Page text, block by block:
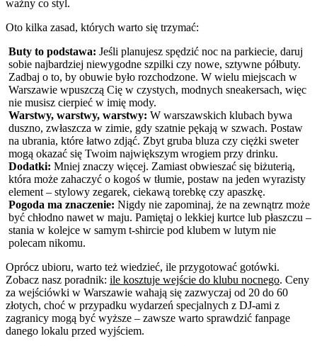
ważny co styl.
Oto kilka zasad, których warto się trzymać:
Buty to podstawa: Jeśli planujesz spędzić noc na parkiecie, daruj
sobie najbardziej niewygodne szpilki czy nowe, sztywne półbuty.
Zadbaj o to, by obuwie było rozchodzone. W wielu miejscach w
Warszawie wpuszczą Cię w czystych, modnych sneakersach, więc
nie musisz cierpieć w imię mody.
Warstwy, warstwy, warstwy: W warszawskich klubach bywa
duszno, zwłaszcza w zimie, gdy szatnie pękają w szwach. Postaw
na ubrania, które łatwo zdjąć. Zbyt gruba bluza czy ciężki sweter
mogą okazać się Twoim największym wrogiem przy drinku.
Dodatki: Mniej znaczy więcej. Zamiast obwieszać się biżuterią,
która może zahaczyć o kogoś w tłumie, postaw na jeden wyrazisty
element – stylowy zegarek, ciekawą torebkę czy apaszkę.
Pogoda ma znaczenie: Nigdy nie zapominaj, że na zewnątrz może
być chłodno nawet w maju. Pamiętaj o lekkiej kurtce lub płaszczu –
stania w kolejce w samym t-shircie pod klubem w lutym nie
polecam nikomu.
Oprócz ubioru, warto też wiedzieć, ile przygotować gotówki.
Zobacz nasz poradnik: ile kosztuje wejście do klubu nocnego. Ceny
za wejściówki w Warszawie wahają się zazwyczaj od 20 do 60
złotych, choć w przypadku wydarzeń specjalnych z DJ-ami z
zagranicy mogą być wyższe – zawsze warto sprawdzić fanpage
danego lokalu przed wyjściem.